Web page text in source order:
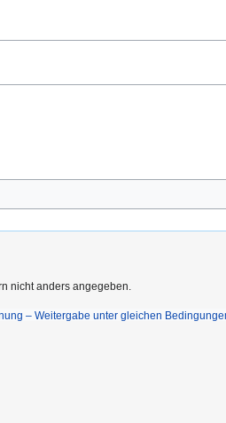
nicht anders angegeben.